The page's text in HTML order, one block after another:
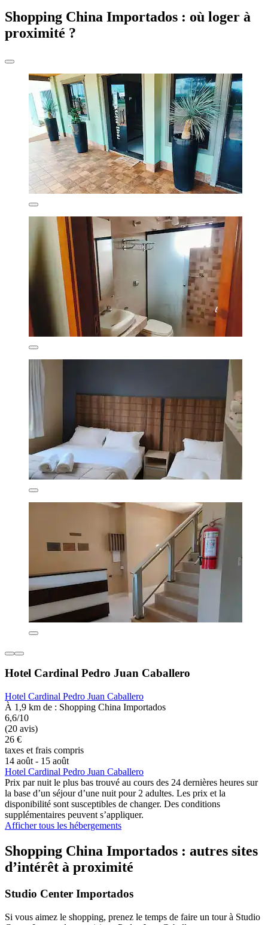
Shopping China Importados : où loger à
proximité ?
Hotel Cardinal Pedro Juan Caballero
Hotel Cardinal Pedro Juan Caballero
À 1,9 km de : Shopping China Importados
6,6/10
(20 avis)
26 €
taxes et frais compris
14 août - 15 août
Hotel Cardinal Pedro Juan Caballero
Prix par nuit le plus bas trouvé au cours des 24 dernières heures sur
la base d’un séjour d’une nuit pour 2 adultes. Les prix et la
disponibilité sont susceptibles de changer. Des conditions
supplémentaires peuvent s’appliquer.
Afficher tous les hébergements
Shopping China Importados : autres sites
d’intérêt à proximité
Studio Center Importados
Si vous aimez le shopping, prenez le temps de faire un tour à Studio